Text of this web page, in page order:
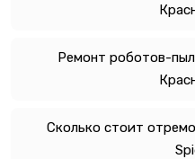
Ремонт роботов-
Сколько стоит